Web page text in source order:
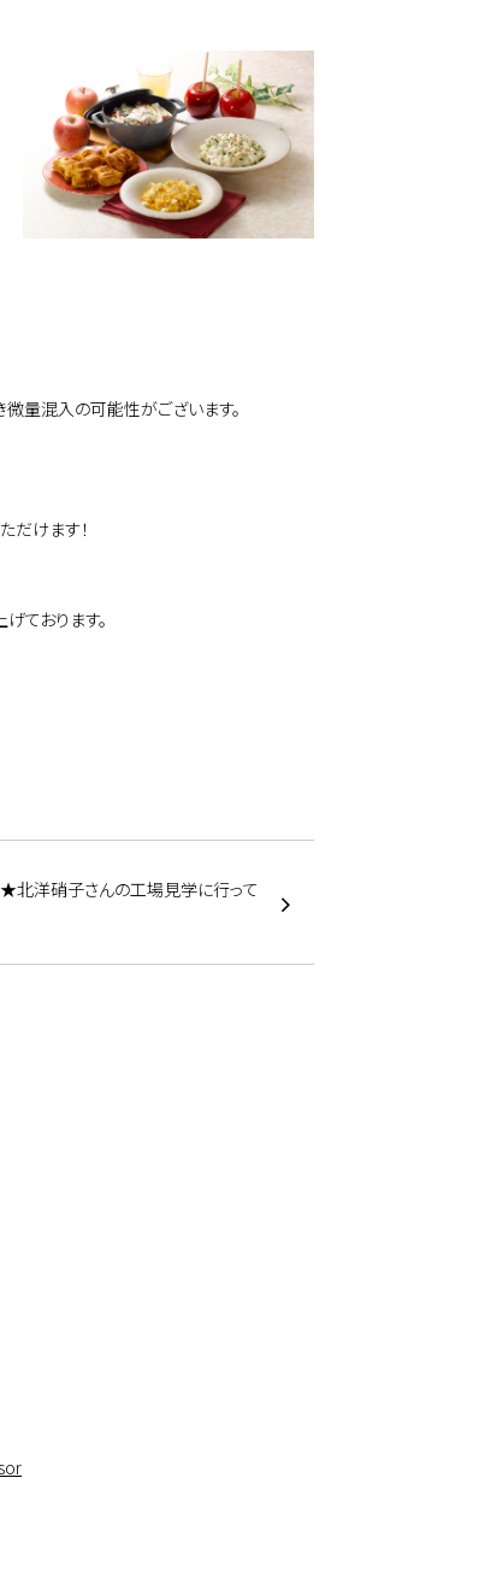
量混入の可能性がございます。
だけます！
ております。
洋硝子さんの工場見学に行って